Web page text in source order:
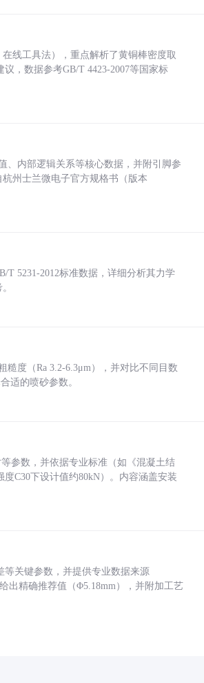
线工具法），重点解析了黄铜棒密度取
，数据参考GB/T 4423-2007等国家标
、内部逻辑关系等核心数据，并附引脚参
州士兰微电子官方规格书（版本
T 5231-2012标准数据，详细分析其力学
度（Ra 3.2-6.3μm），并对比不同目数
适的喷砂参数。
参数，并依据专业标准（如《混凝土结
C30下设计值约80kN）。内容涵盖安装
等关键参数，并提供专业数据来源
出精确推荐值（Φ5.18mm），并附加工艺